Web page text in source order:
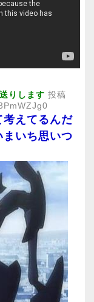
りします 投稿
考えてるんだ
いち思いつ